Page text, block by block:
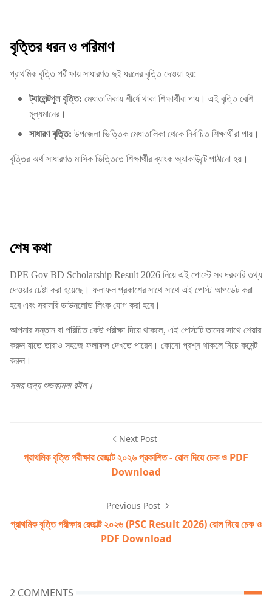
বৃত্তির ধরন ও পরিমাণ
প্রাথমিক বৃত্তি পরীক্ষায় সাধারণত দুই ধরনের বৃত্তি দেওয়া হয়:
ট্যালেন্টপুল বৃত্তি: মেধাতালিকায় শীর্ষে থাকা শিক্ষার্থীরা পায়। এই বৃত্তি বেশি
মূল্যমানের।
সাধারণ বৃত্তি: উপজেলা ভিত্তিক মেধাতালিকা থেকে নির্বাচিত শিক্ষার্থীরা পায়।
বৃত্তির অর্থ সাধারণত মাসিক ভিত্তিতে শিক্ষার্থীর ব্যাংক অ্যাকাউন্টে পাঠানো হয়।
শেষ কথা
DPE Gov BD Scholarship Result 2026 নিয়ে এই পোস্টে সব দরকারি তথ্য
দেওয়ার চেষ্টা করা হয়েছে। ফলাফল প্রকাশের সাথে সাথে এই পোস্ট আপডেট করা
হবে এবং সরাসরি ডাউনলোড লিংক যোগ করা হবে।
আপনার সন্তান বা পরিচিত কেউ পরীক্ষা দিয়ে থাকলে, এই পোস্টটি তাদের সাথে শেয়ার
করুন যাতে তারাও সহজে ফলাফল দেখতে পারেন। কোনো প্রশ্ন থাকলে নিচে কমেন্ট
করুন।
সবার জন্য শুভকামনা রইল।
Next Post
প্রাথমিক বৃত্তি পরীক্ষার রেজাল্ট ২০২৬ প্রকাশিত - রোল দিয়ে চেক ও PDF
Download
Previous Post
প্রাথমিক বৃত্তি পরীক্ষার রেজাল্ট ২০২৬ (PSC Result 2026) রোল দিয়ে চেক ও
PDF Download
2 COMMENTS